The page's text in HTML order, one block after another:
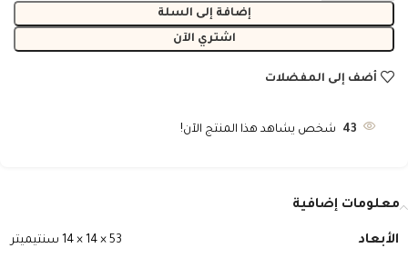
إضافة إلى السلة
اشتري الآن
أضف إلى المفضلات
43 شخص يشاهد هذا المنتج الآن!
معلومات إضافية
الأبعاد 53 × 14 × 14 سنتيميتر